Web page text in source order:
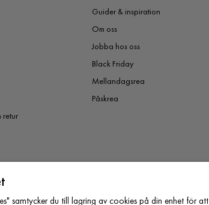
retur
Guider & inspiration
Om oss
Jobba hos oss
Black Friday
Mellandagsrea
Påskrea
samtycker du till lagring av cookies på din enhet för att